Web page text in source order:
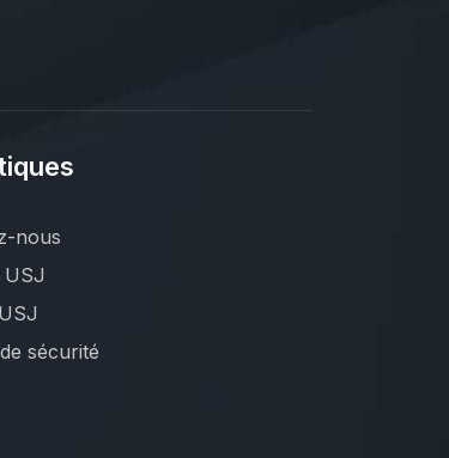
nous
sécurité